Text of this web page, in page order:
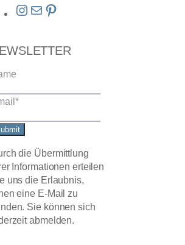
Instagram E-Mail Pinterest
*
die Übermittlung
Informationen erteilen
uns die Erlaubnis,
eine E-Mail zu
Sie können sich
abmelden.